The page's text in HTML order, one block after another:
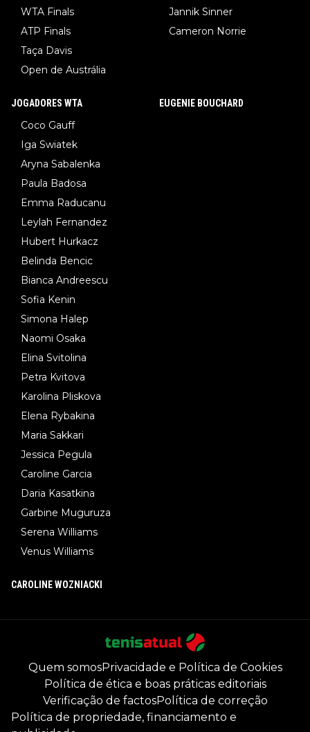
WTA Finals
ATP Finals
Taça Davis
Open de Austrália
Jannik Sinner
Cameron Norrie
JOGADORES WTA
Coco Gauff
Iga Swiatek
Aryna Sabalenka
Paula Badosa
Emma Raducanu
Leylah Fernandez
Hubert Hurkacz
Belinda Bencic
Bianca Andreescu
Sofia Kenin
Simona Halep
Naomi Osaka
Elina Svitolina
Petra Kvitova
Karolina Pliskova
Elena Rybakina
Maria Sakkari
Jessica Pegula
Caroline Garcia
Daria Kasatkina
Garbine Muguruza
Serena Williams
Venus Williams
EUGENIE BOUCHARD
CAROLINE WOZNIACKI
Quem somosPrivacidade e Política de Cookies
Política de ética e boas práticas editoriais
Verificação de factosPolítica de correção
Política de propriedade, financiamento e